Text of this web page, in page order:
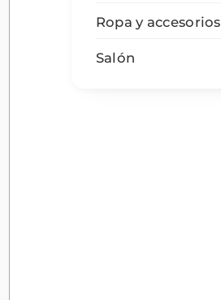
Ropa y accesorios
Salón